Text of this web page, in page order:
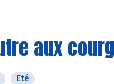
aux
Eté